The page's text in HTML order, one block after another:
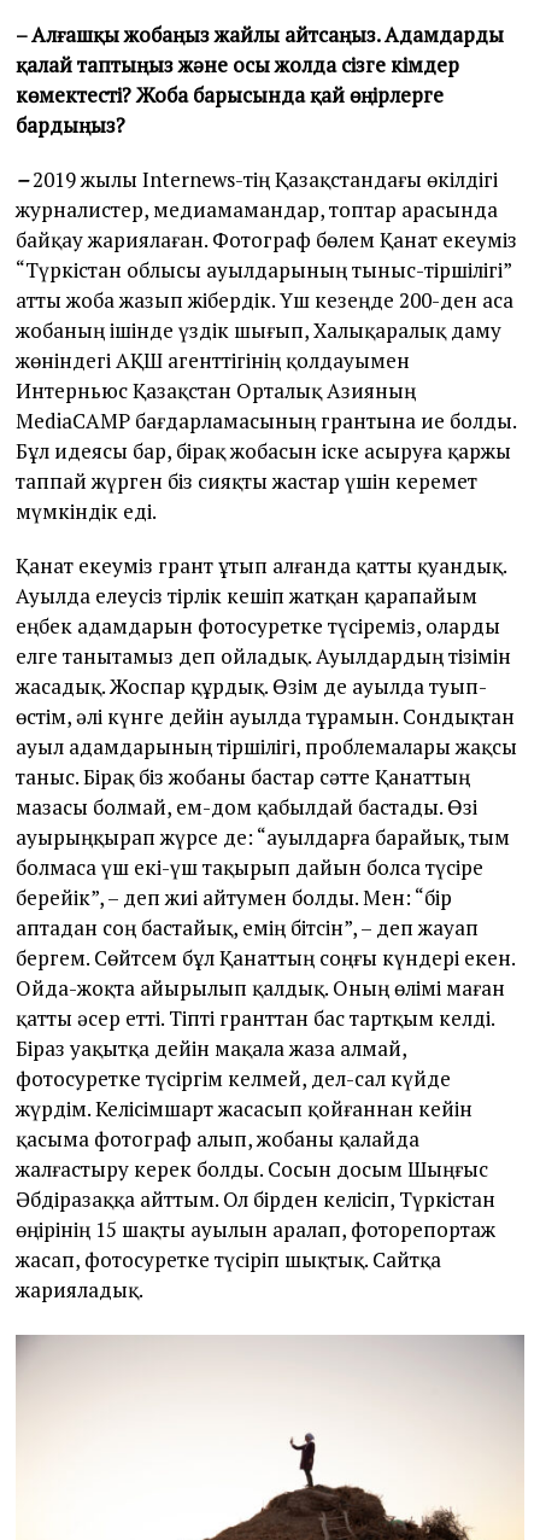
– Алғашқы жобаңыз жайлы айтсаңыз. Адамдарды
қалай таптыңыз және осы жолда сізге кімдер
көмектесті? Жоба барысында қай өңірлерге
бардыңыз?
–2019 жылы Internews-тің Қазақстандағы өкілдігі
журналистер, медиамамандар, топтар арасында
байқау жариялаған. Фотограф бөлем Қанат екеуміз
“Түркістан облысы ауылдарының тыныс-тіршілігі”
атты жоба жазып жібердік. Үш кезеңде 200-ден аса
жобаның ішінде үздік шығып, Халықаралық даму
жөніндегі АҚШ агенттігінің қолдауымен
Интерньюс Қазақстан Орталық Азияның
MediaCAMP бағдарламасының грантына ие болды.
Бұл идеясы бар, бірақ жобасын іске асыруға қаржы
таппай жүрген біз сияқты жастар үшін керемет
мүмкіндік еді.
Қанат екеуміз грант ұтып алғанда қатты қуандық.
Ауылда елеусіз тірлік кешіп жатқан қарапайым
еңбек адамдарын фотосуретке түсіреміз, оларды
елге танытамыз деп ойладық. Ауылдардың тізімін
жасадық. Жоспар құрдық. Өзім де ауылда туып-
өстім, әлі күнге дейін ауылда тұрамын. Сондықтан
ауыл адамдарының тіршілігі, проблемалары жақсы
таныс. Бірақ біз жобаны бастар сәтте Қанаттың
мазасы болмай, ем-дом қабылдай бастады. Өзі
ауырыңқырап жүрсе де: “ауылдарға барайық, тым
болмаса үш екі-үш тақырып дайын болса түсіре
берейік”, – деп жиі айтумен болды. Мен: “бір
аптадан соң бастайық, емің бітсін”, – деп жауап
бергем. Сөйтсем бұл Қанаттың соңғы күндері екен.
Ойда-жоқта айырылып қалдық. Оның өлімі маған
қатты әсер етті. Тіпті гранттан бас тартқым келді.
Біраз уақытқа дейін мақала жаза алмай,
фотосуретке түсіргім келмей, дел-сал күйде
жүрдім. Келісімшарт жасасып қойғаннан кейін
қасыма фотограф алып, жобаны қалайда
жалғастыру керек болды. Сосын досым Шыңғыс
Әбдіразаққа айттым. Ол бірден келісіп, Түркістан
өңірінің 15 шақты ауылын аралап, фоторепортаж
жасап, фотосуретке түсіріп шықтық. Сайтқа
жарияладық.